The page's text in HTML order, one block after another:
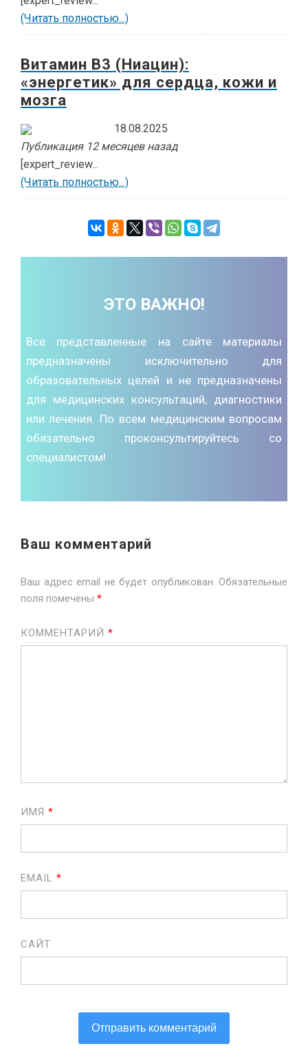
(Читать полностью...)
Витамин В3 (Ниацин):
«энергетик» для сердца, кожи и
мозга
18.08.2025
Публикация 12 месяцев назад
[expert_review...
(Читать полностью...)
ЭТО ВАЖНО!
Все представленные на сайте материалы
предназначены исключительно для
образовательных целей и не предназначены
для медицинских консультаций, диагностики
или лечения. По всем медицинским вопросам
обязательно проконсультируйтесь со
специалистом!
Ваш комментарий
Ваш адрес email не будет опубликован. Обязательные
поля помечены *
КОММЕНТАРИЙ *
ИМЯ *
EMAIL *
САЙТ